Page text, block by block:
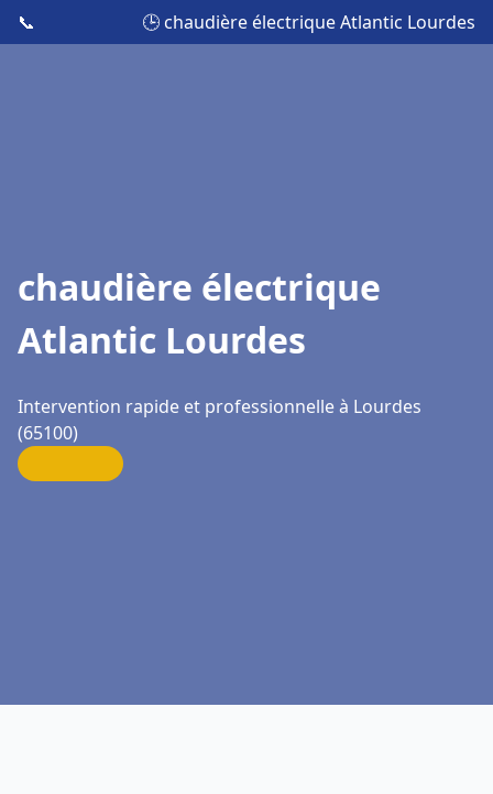
📞 🕒 chaudière électrique Atlantic Lourdes
chaudière électrique
Atlantic Lourdes
Intervention rapide et professionnelle à Lourdes
(65100)